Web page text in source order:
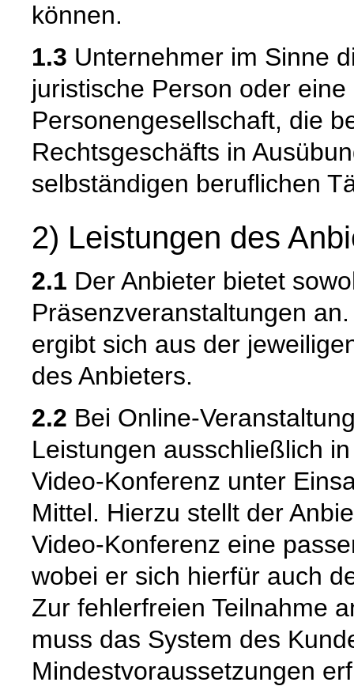
können.
1.3 Unternehmer im Sinne
juristische Person oder
Personengesellschaft, die
Rechtsgeschäfts in
selbständigen beruflichen
2) Leistungen des
2.1 Der Anbieter bietet
Präsenzveranstaltungen
ergibt sich aus der
des Anbieters.
2.2 Bei Online-
Leistungen ausschließlich
Video-Konferenz unter
Mittel. Hierzu stellt der
Video-Konferenz eine
wobei er sich hierfür auch
Zur fehlerfreien Teilnahme
muss das System des
Mindestvoraussetzungen